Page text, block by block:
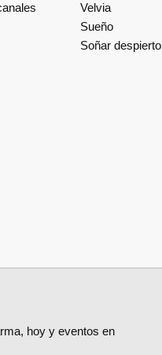
Velvia
Sueño
Soñar despierto
hoy y eventos en